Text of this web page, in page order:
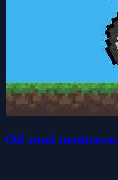
Off road motocross